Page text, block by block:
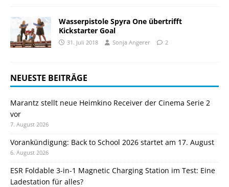
Wasserpistole Spyra One übertrifft
Kickstarter Goal
31. Juli 2018 Sonja Angerer 2
NEUESTE BEITRÄGE
Marantz stellt neue Heimkino Receiver der Cinema Serie 2
vor
7. August 2026
Vorankündigung: Back to School 2026 startet am 17. August
6. August 2026
ESR Foldable 3-in-1 Magnetic Charging Station im Test: Eine
Ladestation für alles?